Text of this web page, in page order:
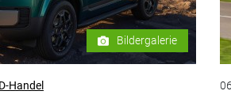
Bildergalerie
Handel